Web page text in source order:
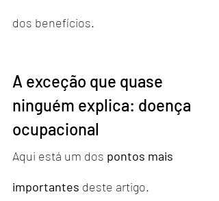
dos benefícios.
A exceção que quase
ninguém explica: doença
ocupacional
Aqui está um dos pontos mais
importantes deste artigo.